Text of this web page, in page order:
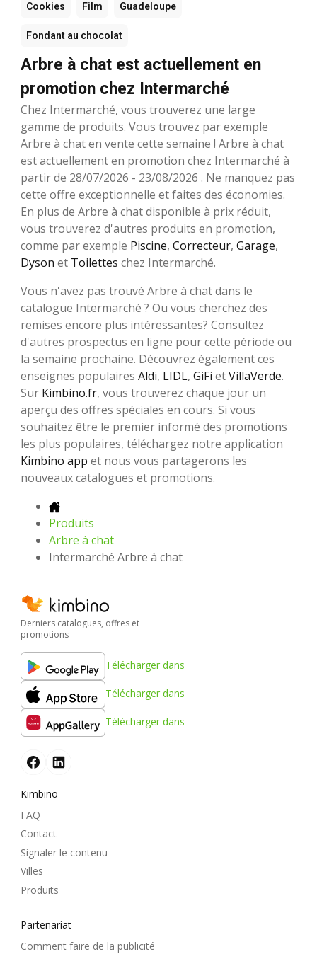
Cookies Film Guadeloupe
Fondant au chocolat
Arbre à chat est actuellement en
promotion chez Intermarché
Chez Intermarché, vous trouverez une large
gamme de produits. Vous trouvez par exemple
Arbre à chat en vente cette semaine ! Arbre à chat
est actuellement en promotion chez Intermarché à
partir de 28/07/2026 - 23/08/2026 . Ne manquez pas
cette offre exceptionnelle et faites des économies.
En plus de Arbre à chat disponible à prix réduit,
vous trouverez d'autres produits en promotion,
comme par exemple Piscine, Correcteur, Garage,
Dyson et Toilettes chez Intermarché.
Vous n'avez pas trouvé Arbre à chat dans le
catalogue Intermarché ? Ou vous cherchez des
remises encore plus intéressantes? Consultez
d'autres prospectus en ligne pour cette période ou
la semaine prochaine. Découvrez également ces
enseignes populaires Aldi, LIDL, GiFi etVillaVerde.
Sur Kimbino.fr, vous trouverez chaque jour un
aperçu des offres spéciales en cours. Si vous
souhaitez être le premier informé des promotions
les plus populaires, téléchargez notre application
Kimbino app et nous vous partagerons les
nouveaux catalogues et promotions.
Produits
Arbre à chat
Intermarché Arbre à chat
Derniers catalogues, offres et
promotions
Télécharger dans
Télécharger dans
Télécharger dans
Kimbino
FAQ
Contact
Signaler le contenu
Villes
Produits
Partenariat
Comment faire de la publicité